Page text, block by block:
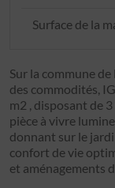
Surface de la
Sur la commune
des commodités,
m2 , disposant de 3
pièce à vivre
donnant sur le
confort de vie
et aménagements